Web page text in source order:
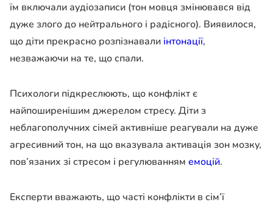
їм включали аудіозаписи (тон мовця змінювався від
дуже злого до нейтрального і радісного). Виявилося,
що діти прекрасно розпізнавали інтонації,
незважаючи на те, що спали.
Психологи підкреслюють, що конфлікт є
найпоширенішим джерелом стресу. Діти з
неблагополучних сімей активніше реагували на дуже
агресивний тон, на що вказувала активація зон мозку,
пов’язаних зі стресом і регулюванням емоцій.
Експерти вважають, що часті конфлікти в сім’ї